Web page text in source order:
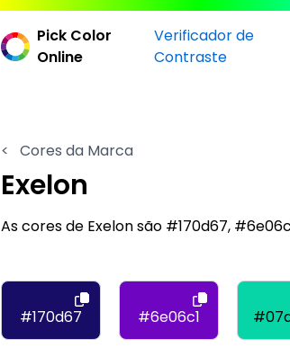
Pick Color
Online
Verificador de
Contraste
< Cores da Marca
Exelon
As cores de Exelon são #170d67,
#170d67 #6e06c1